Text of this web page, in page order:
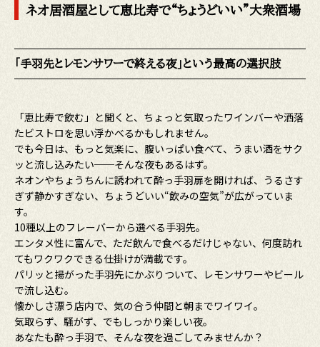
ネオ居酒屋として恵比寿で“ちょうどいい”大衆酒場
「手羽先とレモンサワーで終える夜」という最高の選択肢
「恵比寿で飲む」と聞くと、ちょっと気取ったワインバーや洒落
たビストロを思い浮かべるかもしれません。
でも今日は、もっと気楽に、腹いっぱい食べて、うまい酒をサク
ッと流し込みたい──そんな夜もあるはず。
ネオンやちょうちんに誘われて酔っ手羽扉を開ければ、うるさす
ぎず静かすぎない、ちょうどいい“飲みの空気”が広がっていま
す。
10種以上のフレーバーから選べる手羽先。
エンタメ性に富んで、ただ飲んで食べるだけじゃない、何度訪れ
てもワクワクできる仕掛けが満載です。
パリッと揚がった手羽先にかぶりついて、レモンサワーやビール
で流し込む。
懐かしさ漂う店内で、気の合う仲間と朝までワイワイ。
気取らず、騒がず、でもしっかり楽しい夜。
あなたも酔っ手羽で、そんな夜を過ごしてみませんか？